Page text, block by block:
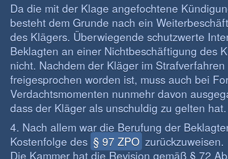
Da die mit der Klage angefochtene
besteht dem Grunde nach ein
des Klägers. Überwiegende schutzwerte
Beklagten an einer Nichtbeschäftigung des
nicht. Nachdem der Kläger im
freigesprochen worden ist, muss auch bei
Verdachtsmomenten nunmehr davon
dass der Kläger als unschuldig zu gelten hat.
4. Nach allem war die Berufung der
Kostenfolge des § 97 ZPO zurückzuweisen.
Die Kammer hat die Revision gemäß § 72